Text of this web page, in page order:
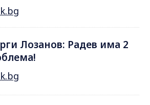
Лозанов: Радев има 2